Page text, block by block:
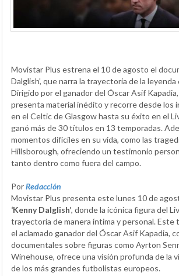
Movistar Plus estrena el 10 de agosto el
Dalglish', que narra la trayectoria de la leyenda
Dirigido por el ganador del Óscar Asif
presenta material inédito y recorre desde los
en el Celtic de Glasgow hasta su éxito en el
ganó más de 30 títulos en 13 temporadas.
momentos difíciles en su vida, como las
Hillsborough, ofreciendo un testimonio
tanto dentro como fuera del campo.
PorRedacción
Movistar Plus presenta este lunes 10 de
‘Kenny Dalglish’, donde la icónica figura del
trayectoria de manera íntima y personal. Este
el aclamado ganador del Óscar Asif Kapadia,
documentales sobre figuras como Ayrton
Winehouse, ofrece una visión profunda de la
de los más grandes futbolistas europeos.